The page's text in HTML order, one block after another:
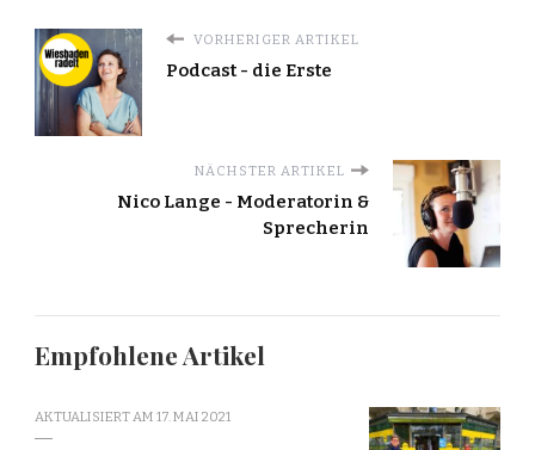
VORHERIGER ARTIKEL
Podcast - die Erste
NÄCHSTER ARTIKEL
Nico Lange - Moderatorin &
Sprecherin
Empfohlene Artikel
AKTUALISIERT AM 17. MAI 2021